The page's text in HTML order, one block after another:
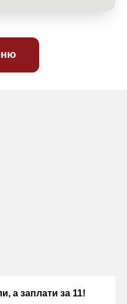
а заплати за 11!